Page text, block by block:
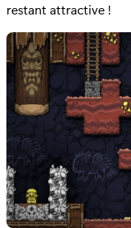
restant attractive !